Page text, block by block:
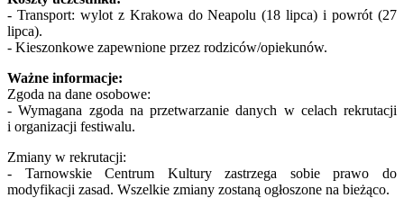
- Transport: wylot z Krakowa do Neapolu (18 lipca) i powrót (27
lipca).
- Kieszonkowe zapewnione przez rodziców/opiekunów.
Ważne informacje:
Zgoda na dane osobowe:
- Wymagana zgoda na przetwarzanie danych w celach rekrutacji
i organizacji festiwalu.
Zmiany w rekrutacji:
- Tarnowskie Centrum Kultury zastrzega sobie prawo do
modyfikacji zasad. Wszelkie zmiany zostaną ogłoszone na bieżąco.